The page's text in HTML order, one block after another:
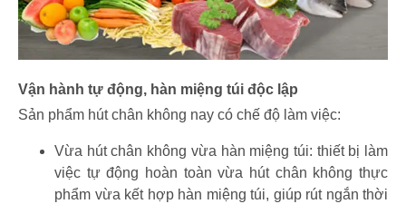
Vận hành tự động, hàn miệng túi độc lập
Sản phẩm hút chân không nay có chế độ làm việc:
Vừa hút chân không vừa hàn miệng túi: thiết bị làm
việc tự động hoàn toàn vừa hút chân không thực
phẩm vừa kết hợp hàn miệng túi, giúp rút ngắn thời